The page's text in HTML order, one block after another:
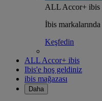
ALL Accor+ ibis
İbis markalarında
Keşfedin
ALL Accor+ ibis
Ibis'e hoş geldiniz
ibis mağazası
Daha